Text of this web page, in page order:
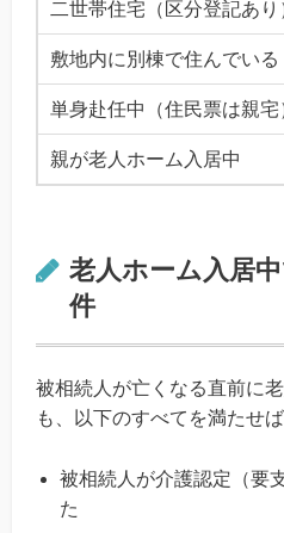
二世帯住宅（区分登記あり
敷地内に別棟で住んでいる
単身赴任中（住民票は親宅
親が老人ホーム入居中
老人ホーム入居
件
被相続人が亡くなる直前に
も、以下のすべてを満たせ
被相続人が介護認定（要
た